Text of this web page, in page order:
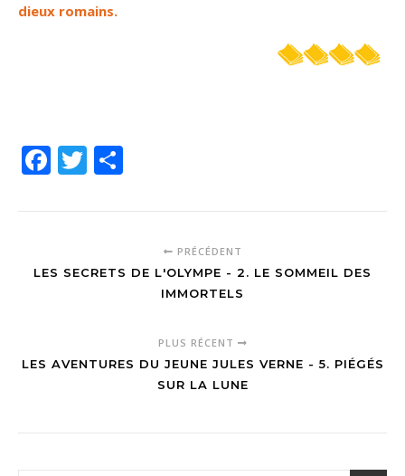
dieux romains.
Facebook
Twitter
PRÉCÉDENT
LES SECRETS DE L'OLYMPE - 2. LE SOMMEIL DES
IMMORTELS
PLUS RÉCENT
LES AVENTURES DU JEUNE JULES VERNE - 5. PIÉGÉS
SUR LA LUNE